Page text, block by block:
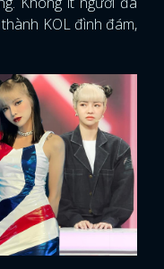
KOL đình đám,